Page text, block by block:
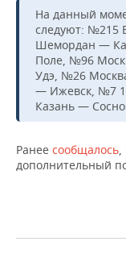
На данный
следуют: №215
Шемордан —
Поле, №96
Удэ, №26
— Ижевск, №7
Казань —
Ранее сообщалось,
дополнительный